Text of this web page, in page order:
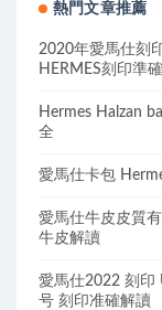
熱門文章推薦
2020年愛馬仕刻
HERMES刻印準
Hermes Halzan
全
愛馬仕卡包
愛馬仕牛皮皮質
牛皮解讀
愛馬仕2022 刻印
号 刻印准確解讀